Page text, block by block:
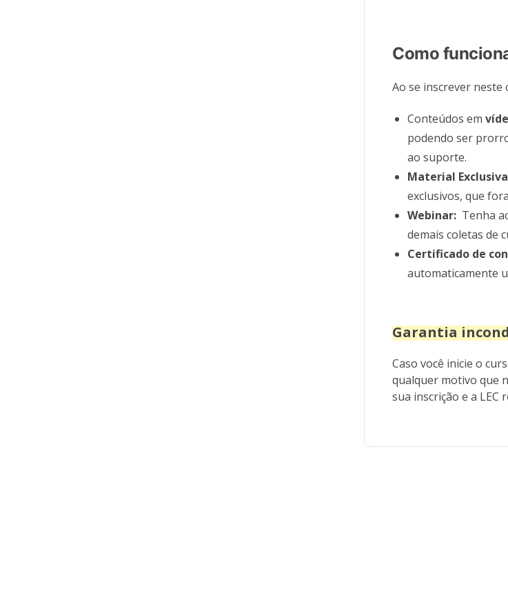
Como
Ao se inscrever neste
Conteúdos em
podendo ser
ao suporte.
Material
exclusivos, que
Webinar: Tenha
demais coletas de
Certificado de
automaticamente
Garantia
Caso você inicie o
qualquer motivo que
sua inscrição e a LEC